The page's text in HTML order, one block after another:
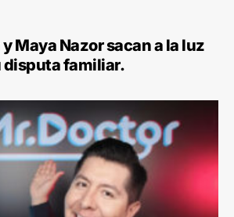
Maya Nazor sacan a la luz
disputa familiar.